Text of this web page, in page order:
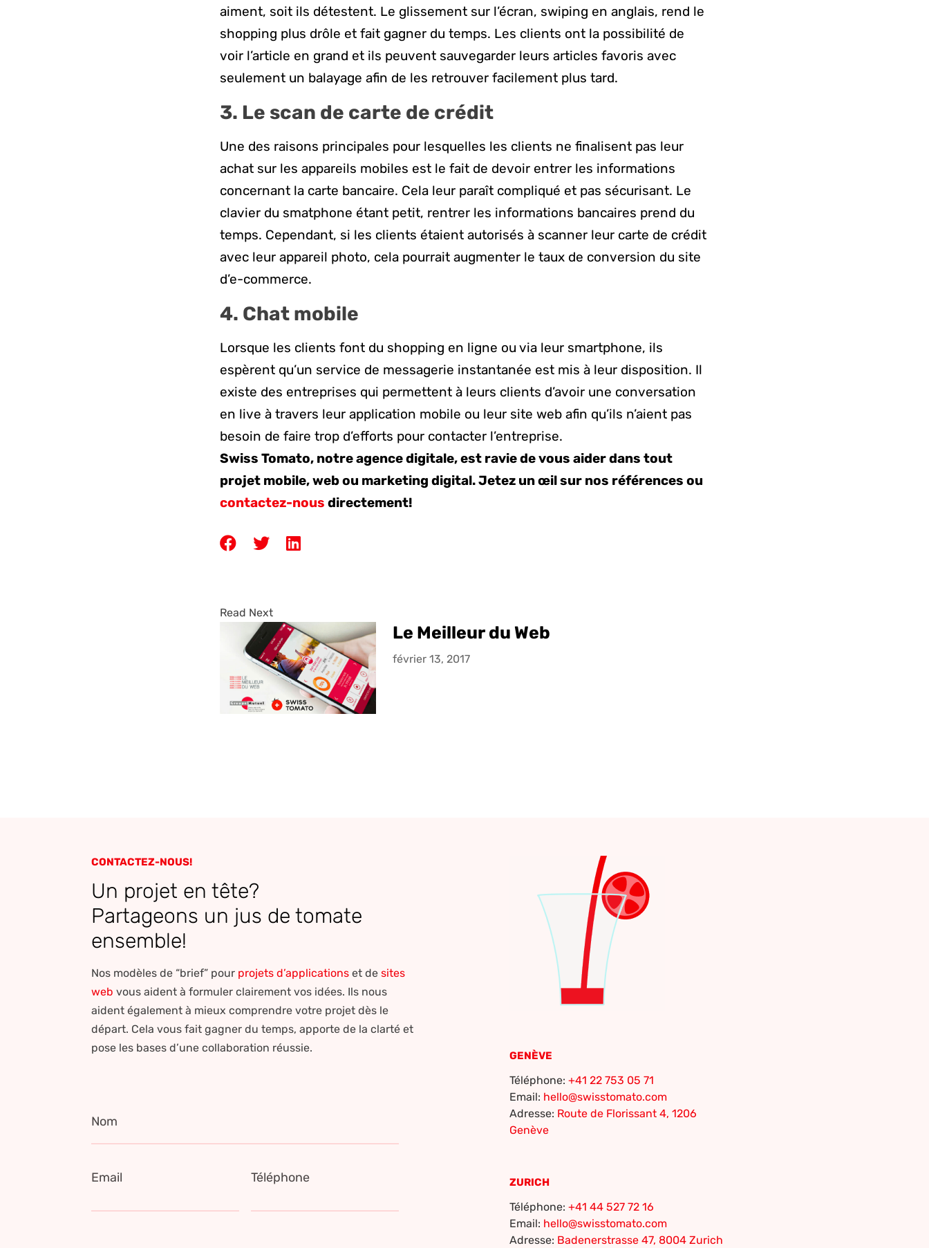
aiment, soit ils détestent. Le glissement sur l’écran, swiping en anglais, rend le
shopping plus drôle et fait gagner du temps. Les clients ont la possibilité de
voir l’article en grand et ils peuvent sauvegarder leurs articles favoris avec
seulement un balayage afin de les retrouver facilement plus tard.
3. Le scan de carte de crédit
Une des raisons principales pour lesquelles les clients ne finalisent pas leur
achat sur les appareils mobiles est le fait de devoir entrer les informations
concernant la carte bancaire. Cela leur paraît compliqué et pas sécurisant. Le
clavier du smatphone étant petit, rentrer les informations bancaires prend du
temps. Cependant, si les clients étaient autorisés à scanner leur carte de crédit
avec leur appareil photo, cela pourrait augmenter le taux de conversion du site
d’e-commerce.
4. Chat mobile
Lorsque les clients font du shopping en ligne ou via leur smartphone, ils
espèrent qu’un service de messagerie instantanée est mis à leur disposition. Il
existe des entreprises qui permettent à leurs clients d’avoir une conversation
en live à travers leur application mobile ou leur site web afin qu’ils n’aient pas
besoin de faire trop d’efforts pour contacter l’entreprise.
Swiss Tomato, notre agence digitale, est ravie de vous aider dans tout
projet mobile, web ou marketing digital. Jetez un œil sur nos références ou
contactez-nous directement!
Read Next
Le Meilleur du Web
février 13, 2017
CONTACTEZ-NOUS!
Un projet en tête?
Partageons un jus de tomate
ensemble!
Nos modèles de “brief” pour projets d’applications et de sites
web vous aident à formuler clairement vos idées. Ils nous
aident également à mieux comprendre votre projet dès le
départ. Cela vous fait gagner du temps, apporte de la clarté et
pose les bases d’une collaboration réussie.
Nom
Email Téléphone
GENÈVE
Téléphone: +41 22 753 05 71
Email: hello@swisstomato.com
Adresse: Route de Florissant 4, 1206
Genève
ZURICH
Téléphone: +41 44 527 72 16
Email: hello@swisstomato.com
Adresse: Badenerstrasse 47, 8004 Zurich